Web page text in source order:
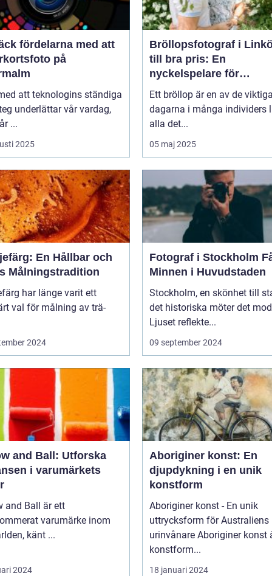
fördelarna med att
på
att teknologins ständiga
underlättar vår vardag,
...
2025
Bröllopsfotograf i
till bra pris: En
nyckelspelare för
oförglömliga minnen
Ett bröllop är en av de
dagarna i många individers
alla det...
05 maj 2025
En Hållbar och
Målningstradition
har länge varit ett
val för målning av trä-
2024
Fotograf i Stockholm Fånga
Minnen i Huvudstaden
Stockholm, en skönhet till
det historiska möter det
Ljuset reflekte...
09 september 2024
and Ball: Utforska
i varumärkets
and Ball är ett
varumärke inom
känt ...
2024
Aboriginer konst: En
djupdykning i en unik
konstform
Aboriginer konst - En unik
uttrycksform för Australiens
urinvånare Aboriginer konst är en
konstform...
18 januari 2024